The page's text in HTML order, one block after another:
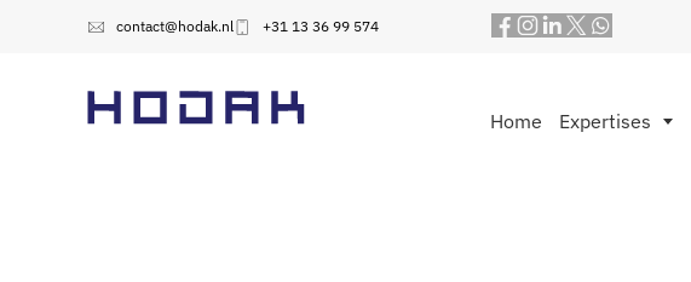
contact@hodak.nl +31 13 36 99 574
Home Expertises